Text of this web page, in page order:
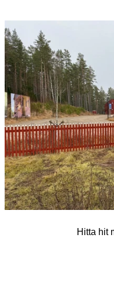
Bildspel
med
bilder
Hitta hit